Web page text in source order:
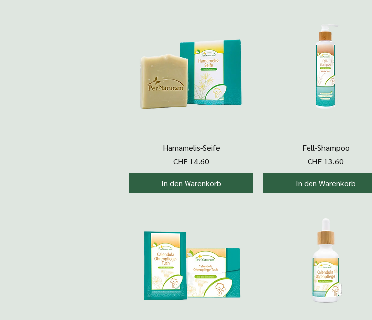
Schnellansicht
Hamamelis-Seife
Preis
CHF 14.60
In den Warenkorb
Schnellansicht
Fell-Shampoo
Preis
CHF 13.60
In den Warenkorb